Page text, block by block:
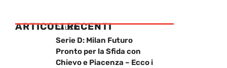
ARTICOLI RECENTI
CALCIO
Serie D: Milan Futuro
Pronto per la Sfida con
Chievo e Piacenza – Ecco i